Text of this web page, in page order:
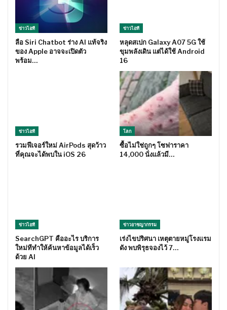
ข่าวไอที
ลือ Siri Chatbot ร่าง AI แท้จริง
ของ Apple อาจจะเปิดตัว
พร้อม…
ข่าวไอที
หลุดสเปก Galaxy A07 5G ใช้
ขุมพลังเดิน แต่ได้ใช้ Android
16
ข่าวไอที
รวมฟีเจอร์ใหม่ AirPods สุดว้าว
ที่คุณจะได้พบใน iOS 26
โลก
ซื้อไม่ใช่ถูกๆ โซฟาราคา
14,000 นั่งแล้วมี…
ข่าวไอที
SearchGPT คืออะไร บริการ
ใหม่ทีทำให้ค้นหาข้อมูลได้เร็ว
ด้วย AI
ข่าวอาชญากรรม
เร่งไขปริศนา เหตุตายหมู่โรงแรม
ดัง พบพิรุธจองไว้ 7…